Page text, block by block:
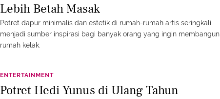
Lebih Betah Masak
Potret dapur minimalis dan estetik di rumah-rumah artis seringkali
menjadi sumber inspirasi bagi banyak orang yang ingin membangun
rumah kelak.
ENTERTAINMENT
Potret Hedi Yunus di Ulang Tahun